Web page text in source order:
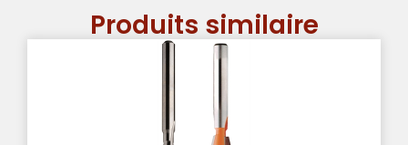
Produits similaire